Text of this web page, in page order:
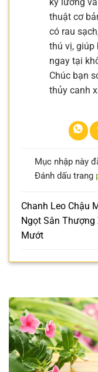
thuật cơ
có rau
thú vị, giúp
ngay tại
Chúc bạn
thủy canh
Mục nhập này
Đánh dấu trang
Chanh Leo Chậu
Ngọt Sân Thượng
Mướt